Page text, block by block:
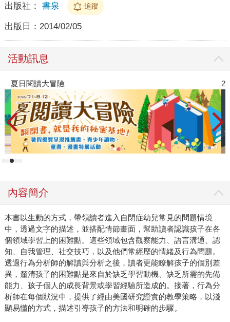
出版社： 書泉 追蹤
出版日： 2014/02/05
活動訊息
夏日閱讀大冒險
內容簡介
本書以生動的方式，帶領讀者進入自閉症幼兒常見的問題情境
中，透過文字的描述，並搭配情節畫面，幫助讀者認識孩子在各
個領域學習上的困難點。這些領域包含觀察能力、語言溝通、認
知、自我管理、社交技巧，以及他們常經歷的情緒及行為問題。
透過行為分析師的解讀與分析之後，讀者更能瞭解孩子的個別差
異，釐清孩子的困難點是來自於缺乏學習動機、缺乏所需的先備
能力、孩子個人的成長背景或學習經驗所造成的。接著，行為分
析師在每個狀況中，提供了經由美國研究證實的教學策略，以淺
顯易懂的方式，描述引導孩子的方法和明確的步驟。